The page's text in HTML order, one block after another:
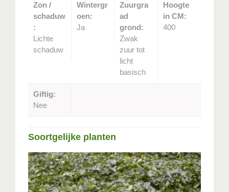
Zon /
schaduw
:
Lichte
schaduw
Wintergr
oen:
Ja
Zuurgra
ad
grond:
Zwak
zuur tot
licht
basisch
Hoogte
in CM:
400
Giftig:
Nee
Soortgelijke planten